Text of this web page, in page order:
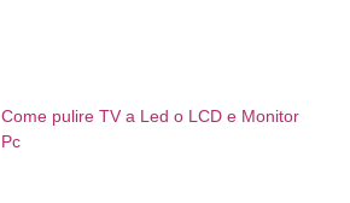
Come pulire TV a Led o LCD e Monitor
Pc